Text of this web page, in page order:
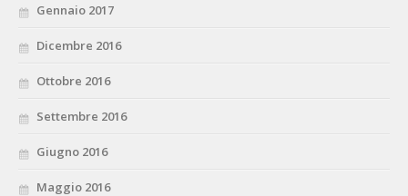
Gennaio 2017
Dicembre 2016
Ottobre 2016
Settembre 2016
Giugno 2016
Maggio 2016